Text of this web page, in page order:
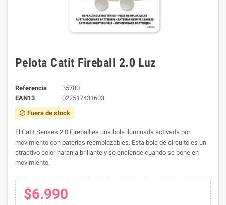
Pelota Catit Fireball 2.0 Luz
Referencia
35780
EAN13
022517431603
block Fuera de stock
El Catit Senses 2.0 Fireball es una bola iluminada activada por
movimiento con baterías reemplazables. Esta bola de circuito es un
atractivo color naranja brillante y se enciende cuando se pone en
movimiento.
$6.990